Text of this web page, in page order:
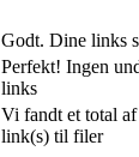
Godt. Dine links
Perfekt! Ingen
links
Vi fandt et total
link(s) til filer